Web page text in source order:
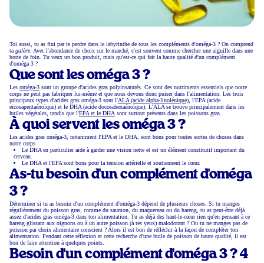
Toi aussi, tu as fini par te perdre dans le labyrinthe de tous les compléments d'oméga-3 ? On comprend
tagalère. Avec l'abondance de choix sur le marché, c'est souvent comme chercher une aiguille dans une
botte de foin. Tu veux un bon produit, mais qu'est-ce qui fait la haute qualité d'un complément
d'oméga 3 ?
Que sont les oméga 3 ?
Les oméga-3 sont un groupe d'acides gras polyinsaturés. Ce sont des nutriments essentiels que notre
corps ne peut pas fabriquer lui-même et que nous devons donc puiser dans l'alimentation. Les trois
principaux types d'acides gras oméga-3 sont l'ALA (acide alpha-linolénique), l'EPA (acide
eicosapentaénoïque) et le DHA (acide docosahexaénoïque). L'ALA se trouve principalement dans les
huiles végétales, tandis que l'EPA et le DHA sont surtout présents dans les poissons gras.
À quoi servent les oméga 3 ?
Les acides gras oméga-3, notamment l'EPA et le DHA, sont bons pour toutes sortes de choses dans
notre corps :
Le DHA en particulier aide à garder une vision nette et est un élément constitutif important du
cerveau.
Le DHA et l'EPA sont bons pour la tension artérielle et soutiennent le cœur.
As-tu besoin d'un complément d'oméga
3 ?
Déterminer si tu as besoin d'un complément d'oméga-3 dépend de plusieurs choses. Si tu manges
régulièrement du poisson gras, comme du saumon, du maquereau ou du hareng, tu as peut-être déjà
assez d'acides gras oméga-3 dans ton alimentation. Tu as déjà des haut-le-cœur rien qu'en pensant à ce
hareng glissant aux oignons ou à un autre poisson (à tes yeux) malodorant ? Ou tu ne manges pas de
poisson par choix alimentaire conscient ? Alors il est bon de réfléchir à la façon de compléter ton
alimentation. Pendant cette réflexion et cette recherche d'une huile de poisson de haute qualité, il est
bon de faire attention à quelques points.
Besoin d'un complément d'oméga 3 ? 4